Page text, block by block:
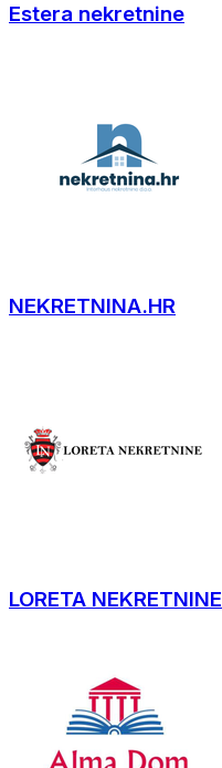
Estera nekretnine
NEKRETNINA.HR
LORETA NEKRETNINE